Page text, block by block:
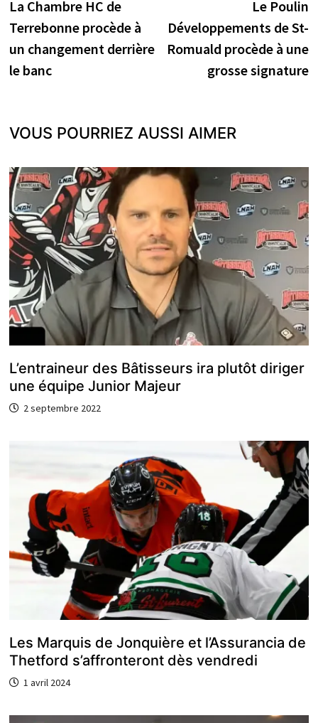
de
l’article
La Chambre HC de
Terrebonne procède à
un changement derrière
le banc
Le Poulin
Développements de St-
Romuald procède à une
grosse signature
VOUS POURRIEZ AUSSI AIMER
L’entraineur des Bâtisseurs ira plutôt diriger
une équipe Junior Majeur
2 septembre 2022
Les Marquis de Jonquière et l’Assurancia de
Thetford s’affronteront dès vendredi
1 avril 2024